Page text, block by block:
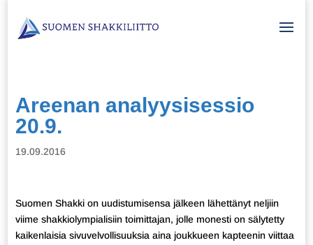
Areenan analyysisessio
20.9.
19.09.2016
Suomen Shakki on uudistumisensa jälkeen lähettänyt neljiin
viime shakkiolympialisiin toimittajan, jolle monesti on sälytetty
kaikenlaisia sivuvelvollisuuksia aina joukkueen kapteenin viittaa